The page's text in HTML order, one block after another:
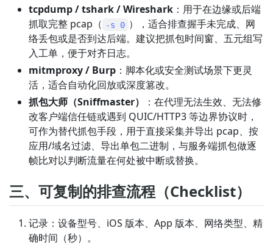
tcpdump / tshark / Wireshark ：用于在边缘或后端
抓取完整 pcap（ -s 0 ），适合排查握手未完成、网
络丢包或是否到达后端。建议把抓包时间窗、五元组写
入工单，便于对齐日志。
mitmproxy / Burp ：脚本化或安全测试场景下更灵
活，适合自动化回放或深度篡改。
抓包大师（Sniffmaster）
：在代理无法生效、无法修
改客户端信任链或遇到 QUIC/HTTP3 等边界协议时，
可作为替代抓包手段，用于直接采集并导出 pcap、按
应用/域名过滤、导出单包二进制，与服务端抓包做逐
帧比对以判断流量在何处被中断或替换。
三、可复制的排查流程（Checklist）
记录：设备型号、iOS 版本、App 版本、网络类型、精
确时间（秒）。